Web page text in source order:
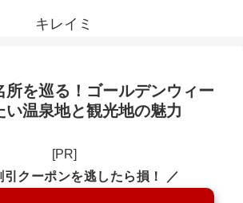
キレイミ
所を巡る！ゴールデンウィー
い温泉地と観光地の魅力
[PR]
引クーポンを逃したら損！ ／